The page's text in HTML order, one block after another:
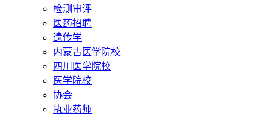
检测审评
医药招聘
遗传学
内蒙古医学院校
四川医学院校
医学院校
协会
执业药师